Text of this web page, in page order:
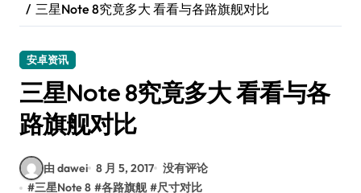
三星Note 8究竟多大 看看与各路旗舰对比
安卓资讯
三星Note 8究竟多大 看看与各
路旗舰对比
由 dawei 8 月 5, 2017 没有评论
#三星Note 8 #各路旗舰 #尺寸对比